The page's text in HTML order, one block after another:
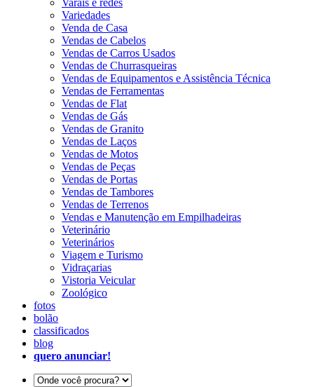
Varais e redes
Variedades
Venda de Casa
Vendas de Cabelos
Vendas de Carros Usados
Vendas de Churrasqueiras
Vendas de Equipamentos e Assistência Técnica
Vendas de Ferramentas
Vendas de Flat
Vendas de Gás
Vendas de Granito
Vendas de Laços
Vendas de Motos
Vendas de Peças
Vendas de Portas
Vendas de Tambores
Vendas de Terrenos
Vendas e Manutenção em Empilhadeiras
Veterinário
Veterinários
Viagem e Turismo
Vidraçarias
Vistoria Veicular
Zoológico
fotos
bolão
classificados
blog
quero anunciar!